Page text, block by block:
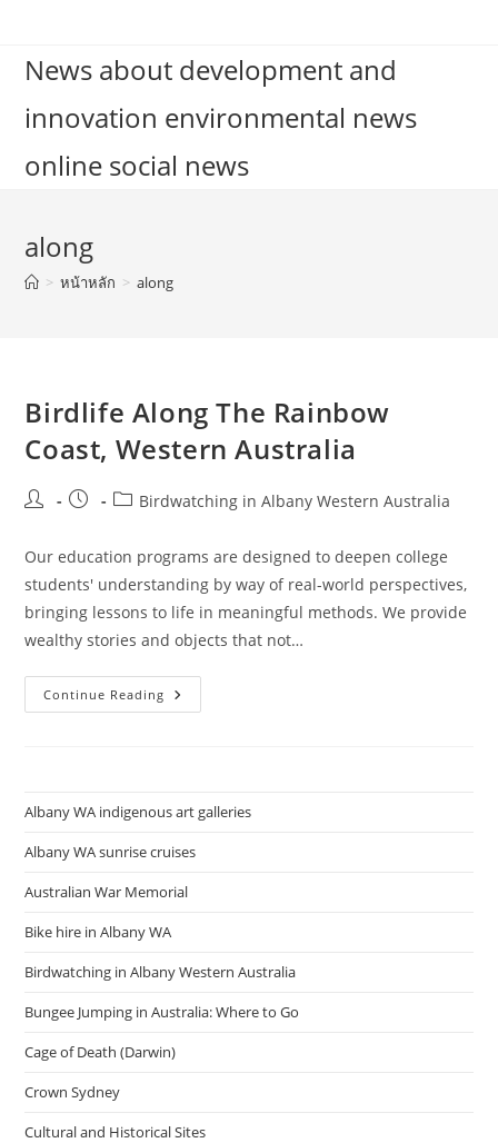
contentNews about development and
innovation environmental news
online social news
along
> หน้าหลัก > along
Birdlife Along The Rainbow
Coast, Western Australia
Post
Post
PostBirdwatching in Albany Western Australia
Our education programs are designed to deepen college
students' understanding by way of real-world perspectives,
bringing lessons to life in meaningful methods. We provide
wealthy stories and objects that not…
Continue Reading Birdlife
Along
Albany WA indigenous art galleries
Albany WA sunrise cruises
Australian War Memorial
Bike hire in Albany WA
Birdwatching in Albany Western Australia
Bungee Jumping in Australia: Where to Go
Cage of Death (Darwin)
Crown Sydney
Cultural and Historical Sites